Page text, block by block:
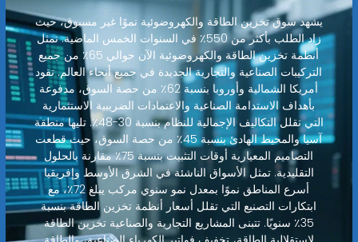
يشهد سوق تخزين الطاقة والكهروضوئية نموًا غير مسبوق، حيث
زاد الطلب بأكثر من 550٪ في السنوات الخمس الماضية. تمثل
أنظمة تخزين الطاقة والكهروضوئية الآن حوالي 65٪ من جميع
التركيبات الصناعية والتجارية الجديدة في جميع أنحاء العالم. تقود
أمريكا الشمالية وأوروبا بنسبة 62٪ من حصة السوق، مدفوعة
بأهداف الاستدامة الصناعية والاعتمادات الضريبية الاستثمارية
التي تقلل التكاليف الإجمالية للنظام بنسبة 30-48٪. تليها منطقة
آسيا والمحيط الهادئ بنسبة 45٪ من حصة السوق، حيث قطعت
التصاميم المعيارية أوقات التثبيت بنسبة 75٪ مقارنة بالحلول
التقليدية. تمثل الأسواق الناشئة في الشرق الأوسط وإفريقيا
أسرع المناطق نموًا بمعدل نمو سنوي مركب يبلغ 72٪، مع
ابتكارات التصنيع التي تقلل أسعار أنظمة تخزين الطاقة بنسبة
35٪ سنويًا. تتبنى المشاريع التجارية والصناعية تخزين الطاقة